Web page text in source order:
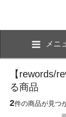
メニ
【rewords/
る商品
2件の商品が見つ